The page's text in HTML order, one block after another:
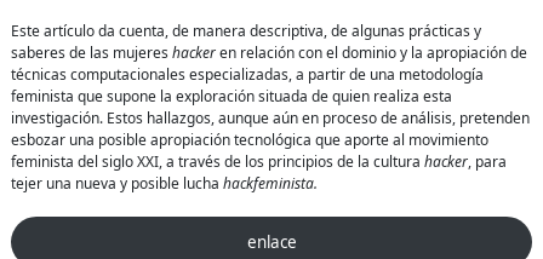
hacker,
saber-
hacer
y
código
abierto
Este artículo da cuenta, de manera descriptiva, de algunas prácticas y
saberes de las mujeres hackeren relación con el dominio y la apropiación de
técnicas computacionales especializadas, a partir de una metodología
feminista que supone la exploración situada de quien realiza esta
investigación. Estos hallazgos, aunque aún en proceso de análisis, pretenden
esbozar una posible apropiación tecnológica que aporte al movimiento
feminista del siglo XXI, a través de los principios de la cultura hacker, para
tejer una nueva y posible lucha hackfeminista.
enlace